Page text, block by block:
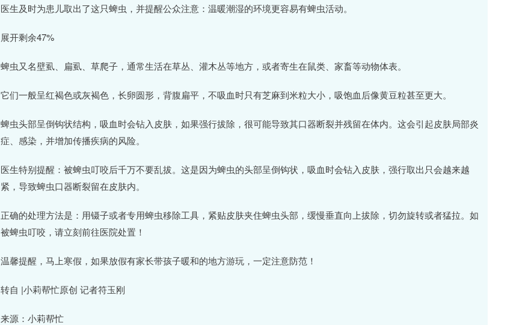
医生及时为患儿取出了这只蜱虫，并提醒公众注意：温暖潮湿的环境更容易有蜱虫活动。
展开剩余47%
蜱虫又名壁虱、扁虱、草爬子，通常生活在草丛、灌木丛等地方，或者寄生在鼠类、家畜等动物体表。
它们一般呈红褐色或灰褐色，长卵圆形，背腹扁平，不吸血时只有芝麻到米粒大小，吸饱血后像黄豆粒甚至更大。
蜱虫头部呈倒钩状结构，吸血时会钻入皮肤，如果强行拔除，很可能导致其口器断裂并残留在体内。这会引起皮肤局部炎
症、感染，并增加传播疾病的风险。
医生特别提醒：被蜱虫叮咬后千万不要乱拔。这是因为蜱虫的头部呈倒钩状，吸血时会钻入皮肤，强行取出只会越来越
紧，导致蜱虫口器断裂留在皮肤内。
正确的处理方法是：用镊子或者专用蜱虫移除工具，紧贴皮肤夹住蜱虫头部，缓慢垂直向上拔除，切勿旋转或者猛拉。如
被蜱虫叮咬，请立刻前往医院处置！
温馨提醒，马上寒假，如果放假有家长带孩子暖和的地方游玩，一定注意防范！
转自 |小莉帮忙原创 记者符玉刚
来源：小莉帮忙